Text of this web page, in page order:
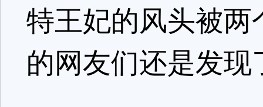
特王妃的风头被
的网友们还是发